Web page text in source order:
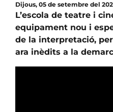
Dijous, 05 de setembre del
L’escola de teatre i
equipament nou i
de la interpretació,
ara inèdits a la